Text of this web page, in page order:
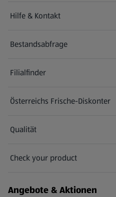
Hilfe & Kontakt
(öffnet in einem neuen Tab)
Bestandsabfrage
(öffnet in einem neuen Tab)
Filialfinder
Österreichs Frische-Diskonter
Qualität
Check your product
(öffnet in einem neuen Tab)
Angebote & Aktionen